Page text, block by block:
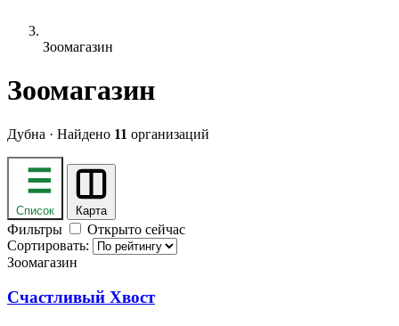
Зоомагазин
Зоомагазин
Дубна · Найдено 11 организаций
Список Карта
Фильтры
Открыто сейчас
Сортировать:
Зоомагазин
Счастливый Хвост